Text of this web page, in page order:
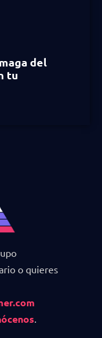
del
tu
o quieres
.